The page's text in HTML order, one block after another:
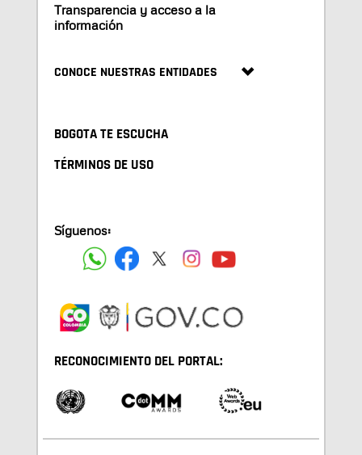
Transparencia y acceso a la
información
CONOCE NUESTRAS ENTIDADES
BOGOTA TE ESCUCHA
TÉRMINOS DE USO
Síguenos:
RECONOCIMIENTO DEL PORTAL: